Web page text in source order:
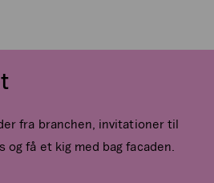
fra branchen, invitationer til
og få et kig med bag facaden.